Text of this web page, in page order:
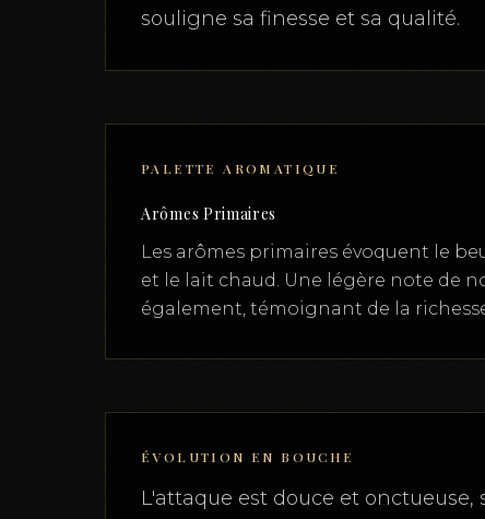
souligne sa finesse et sa qualité.
PALETTE AROMATIQUE
Arômes Primaires
Les arômes primaires évoquent le
et le lait chaud. Une légère note de
également, témoignant de la
ÉVOLUTION EN BOUCHE
L'attaque est douce et